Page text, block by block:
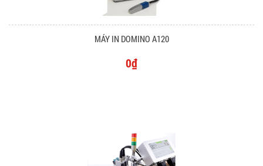
MÁY IN DOMINO A120
0₫